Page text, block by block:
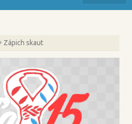
Zápich skaut